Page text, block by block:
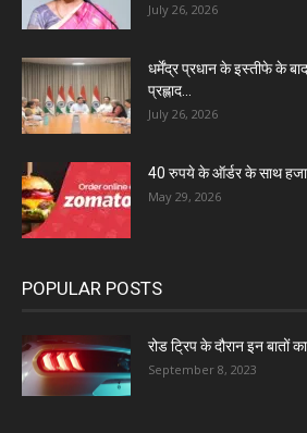
July 26, 2026
धर्मेंद्र प्रधान के इस्तीफे के
प्रह्लाद...
July 26, 2026
40 रुपये के ऑर्डर के साथ
May 29, 2026
POPULAR POSTS
रोड ट्रिप के दौरान इन बातों
September 8, 2023